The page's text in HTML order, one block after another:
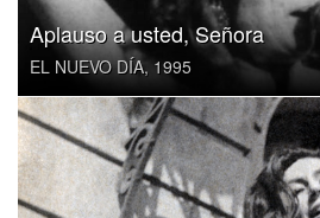
Aplauso a usted, Señora
EL NUEVO DÍA, 1995